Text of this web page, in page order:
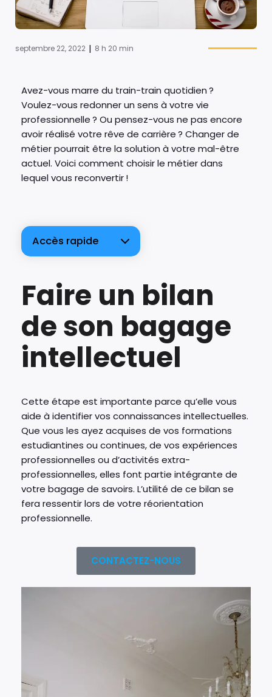
septembre 22, 2022 | 8 h 20 min
Avez-vous marre du train-train quotidien ?
Voulez-vous redonner un sens à votre vie
professionnelle ? Ou pensez-vous ne pas encore
avoir réalisé votre rêve de carrière ? Changer de
métier pourrait être la solution à votre mal-être
actuel. Voici comment choisir le métier dans
lequel vous reconvertir !
Accès rapide
Faire un bilan
de son bagage
intellectuel
Cette étape est importante parce qu’elle vous
aide à identifier vos connaissances intellectuelles.
Que vous les ayez acquises de vos formations
estudiantines ou continues, de vos expériences
professionnelles ou d’activités extra-
professionnelles, elles font partie intégrante de
votre bagage de savoirs. L’utilité de ce bilan se
fera ressentir lors de votre réorientation
professionnelle.
CONTACTEZ-NOUS